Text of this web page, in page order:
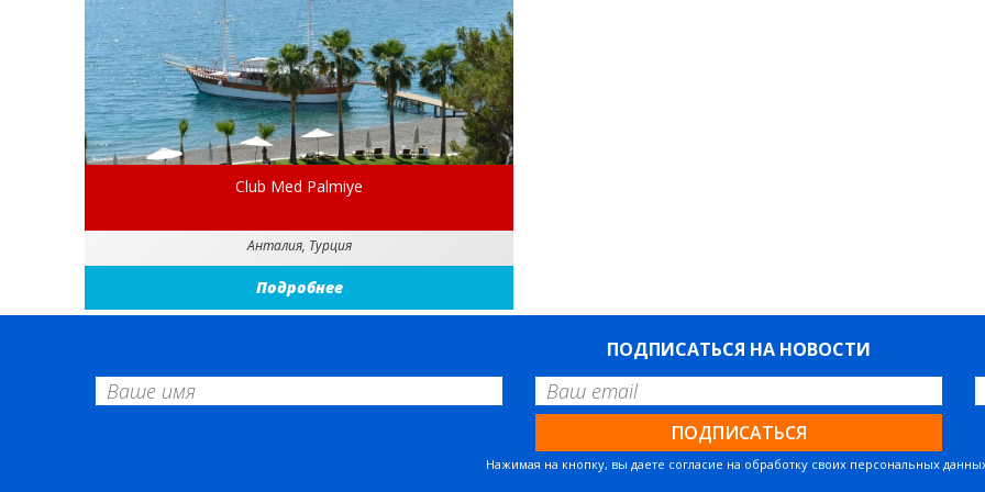
Club Med Palmiye
Анталия, Турция
Подробнее
ПОДПИСАТЬСЯ НА НОВОСТИ
Нажимая на кнопку, вы даете согласие на обработку своих персональных